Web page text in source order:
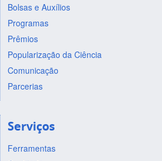
Bolsas e Auxílios
Programas
Prêmios
Popularização da Ciência
Comunicação
Parcerias
Serviços
Ferramentas